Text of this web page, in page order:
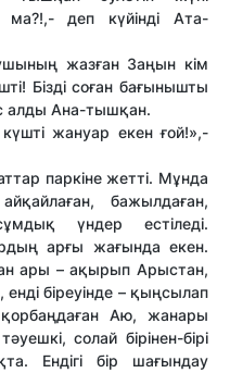
деп күйінді Ата-
жазған Заңын кім
Бізді соған бағынышты
алды Ана-тышқан.
жануар екен ғой!»,-
паркіне жетті. Мұнда
бажылдаған,
үндер естіледі.
арғы жағында екен.
ары – ақырып Арыстан,
біреуінде – қыңсылап
Аю, жанары
солай бірінен-бірі
Ендігі бір шағындау